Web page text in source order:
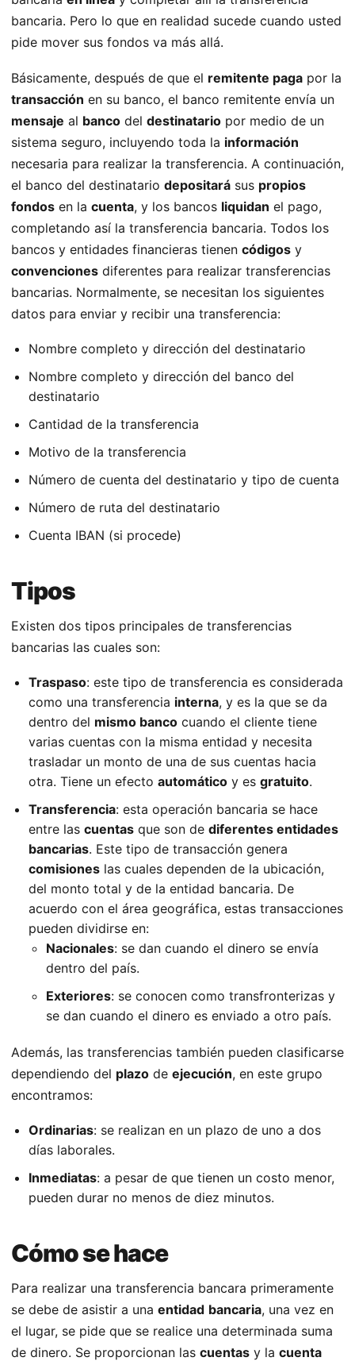
bancaria. Pero lo que en realidad sucede cuando usted
pide mover sus fondos va más allá.
Básicamente, después de que el remitente paga por la
transacción en su banco, el banco remitente envía un
mensaje al banco del destinatario por medio de un
sistema seguro, incluyendo toda la información
necesaria para realizar la transferencia. A continuación,
el banco del destinatario depositará sus propios
fondos en la cuenta, y los bancos liquidan el pago,
completando así la transferencia bancaria. Todos los
bancos y entidades financieras tienen códigos y
convenciones diferentes para realizar transferencias
bancarias. Normalmente, se necesitan los siguientes
datos para enviar y recibir una transferencia:
Nombre completo y dirección del destinatario
Nombre completo y dirección del banco del
destinatario
Cantidad de la transferencia
Motivo de la transferencia
Número de cuenta del destinatario y tipo de cuenta
Número de ruta del destinatario
Cuenta IBAN (si procede)
Tipos
Existen dos tipos principales de transferencias
bancarias las cuales son:
Traspaso: este tipo de transferencia es considerada
como una transferencia interna, y es la que se da
dentro del mismo banco cuando el cliente tiene
varias cuentas con la misma entidad y necesita
trasladar un monto de una de sus cuentas hacia
otra. Tiene un efecto automático y es gratuito.
Transferencia: esta operación bancaria se hace
entre las cuentas que son de diferentes entidades
bancarias. Este tipo de transacción genera
comisiones las cuales dependen de la ubicación,
del monto total y de la entidad bancaria. De
acuerdo con el área geográfica, estas transacciones
pueden dividirse en:
Nacionales: se dan cuando el dinero se envía
dentro del país.
Exteriores: se conocen como transfronterizas y
se dan cuando el dinero es enviado a otro país.
Además, las transferencias también pueden clasificarse
dependiendo del plazo de ejecución, en este grupo
encontramos:
Ordinarias: se realizan en un plazo de uno a dos
días laborales.
Inmediatas: a pesar de que tienen un costo menor,
pueden durar no menos de diez minutos.
Cómo se hace
Para realizar una transferencia bancara primeramente
se debe de asistir a una entidad bancaria, una vez en
el lugar, se pide que se realice una determinada suma
de dinero. Se proporcionan las cuentas y la cuenta